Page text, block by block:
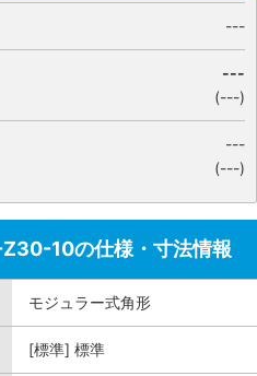
---
---
(---)
---
(---)
10の仕様・寸法情報
モジュラー式角形
[標準] 標準